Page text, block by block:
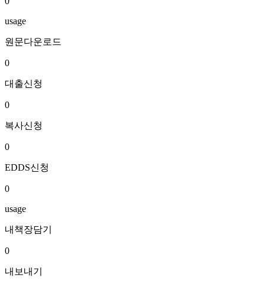
usage
원문다운로드
0
대출신청
0
복사신청
0
EDDS신청
0
usage
내책장담기
0
내보내기